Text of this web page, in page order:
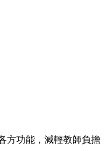
方功能，減輕教師負擔